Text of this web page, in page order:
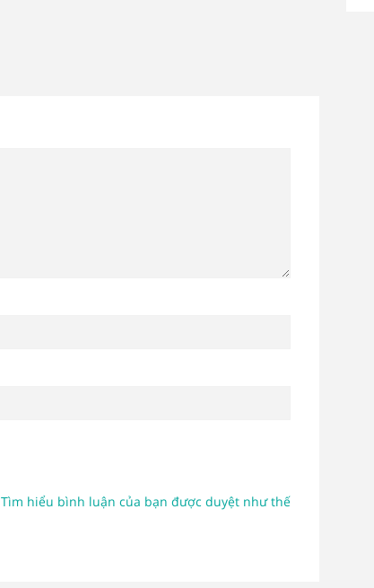
Tìm hiểu bình luận của bạn được duyệt như thế